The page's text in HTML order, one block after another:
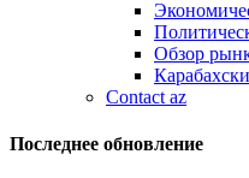
Обзор
Contact az
Последнее обновление